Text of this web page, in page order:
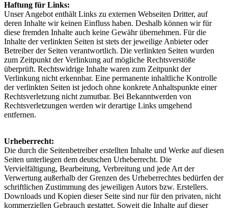
Haftung für Links:
Unser Angebot enthält Links zu externen Webseiten Dritter, auf
deren Inhalte wir keinen Einfluss haben. Deshalb können wir für
diese fremden Inhalte auch keine Gewähr übernehmen. Für die
Inhalte der verlinkten Seiten ist stets der jeweilige Anbieter oder
Betreiber der Seiten verantwortlich. Die verlinkten Seiten wurden
zum Zeitpunkt der Verlinkung auf mögliche Rechtsverstöße
überprüft. Rechtswidrige Inhalte waren zum Zeitpunkt der
Verlinkung nicht erkennbar. Eine permanente inhaltliche Kontrolle
der verlinkten Seiten ist jedoch ohne konkrete Anhaltspunkte einer
Rechtsverletzung nicht zumutbar. Bei Bekanntwerden von
Rechtsverletzungen werden wir derartige Links umgehend
entfernen.
Urheberrecht:
Die durch die Seitenbetreiber erstellten Inhalte und Werke auf diesen
Seiten unterliegen dem deutschen Urheberrecht. Die
Vervielfältigung, Bearbeitung, Verbreitung und jede Art der
Verwertung außerhalb der Grenzen des Urheberrechtes bedürfen der
schriftlichen Zustimmung des jeweiligen Autors bzw. Erstellers.
Downloads und Kopien dieser Seite sind nur für den privaten, nicht
kommerziellen Gebrauch gestattet. Soweit die Inhalte auf dieser